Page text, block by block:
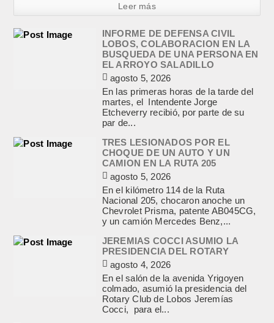
Leer más
INFORME DE DEFENSA CIVIL
LOBOS, COLABORACION EN LA
BUSQUEDA DE UNA PERSONA EN
EL ARROYO SALADILLO
agosto 5, 2026
En las primeras horas de la tarde del
martes, el Intendente Jorge
Etcheverry recibió, por parte de su
par de...
TRES LESIONADOS POR EL
CHOQUE DE UN AUTO Y UN
CAMION EN LA RUTA 205
agosto 5, 2026
En el kilómetro 114 de la Ruta
Nacional 205, chocaron anoche un
Chevrolet Prisma, patente AB045CG,
y un camión Mercedes Benz,...
JEREMIAS COCCI ASUMIO LA
PRESIDENCIA DEL ROTARY
agosto 4, 2026
En el salón de la avenida Yrigoyen
colmado, asumió la presidencia del
Rotary Club de Lobos Jeremías
Cocci, para el...